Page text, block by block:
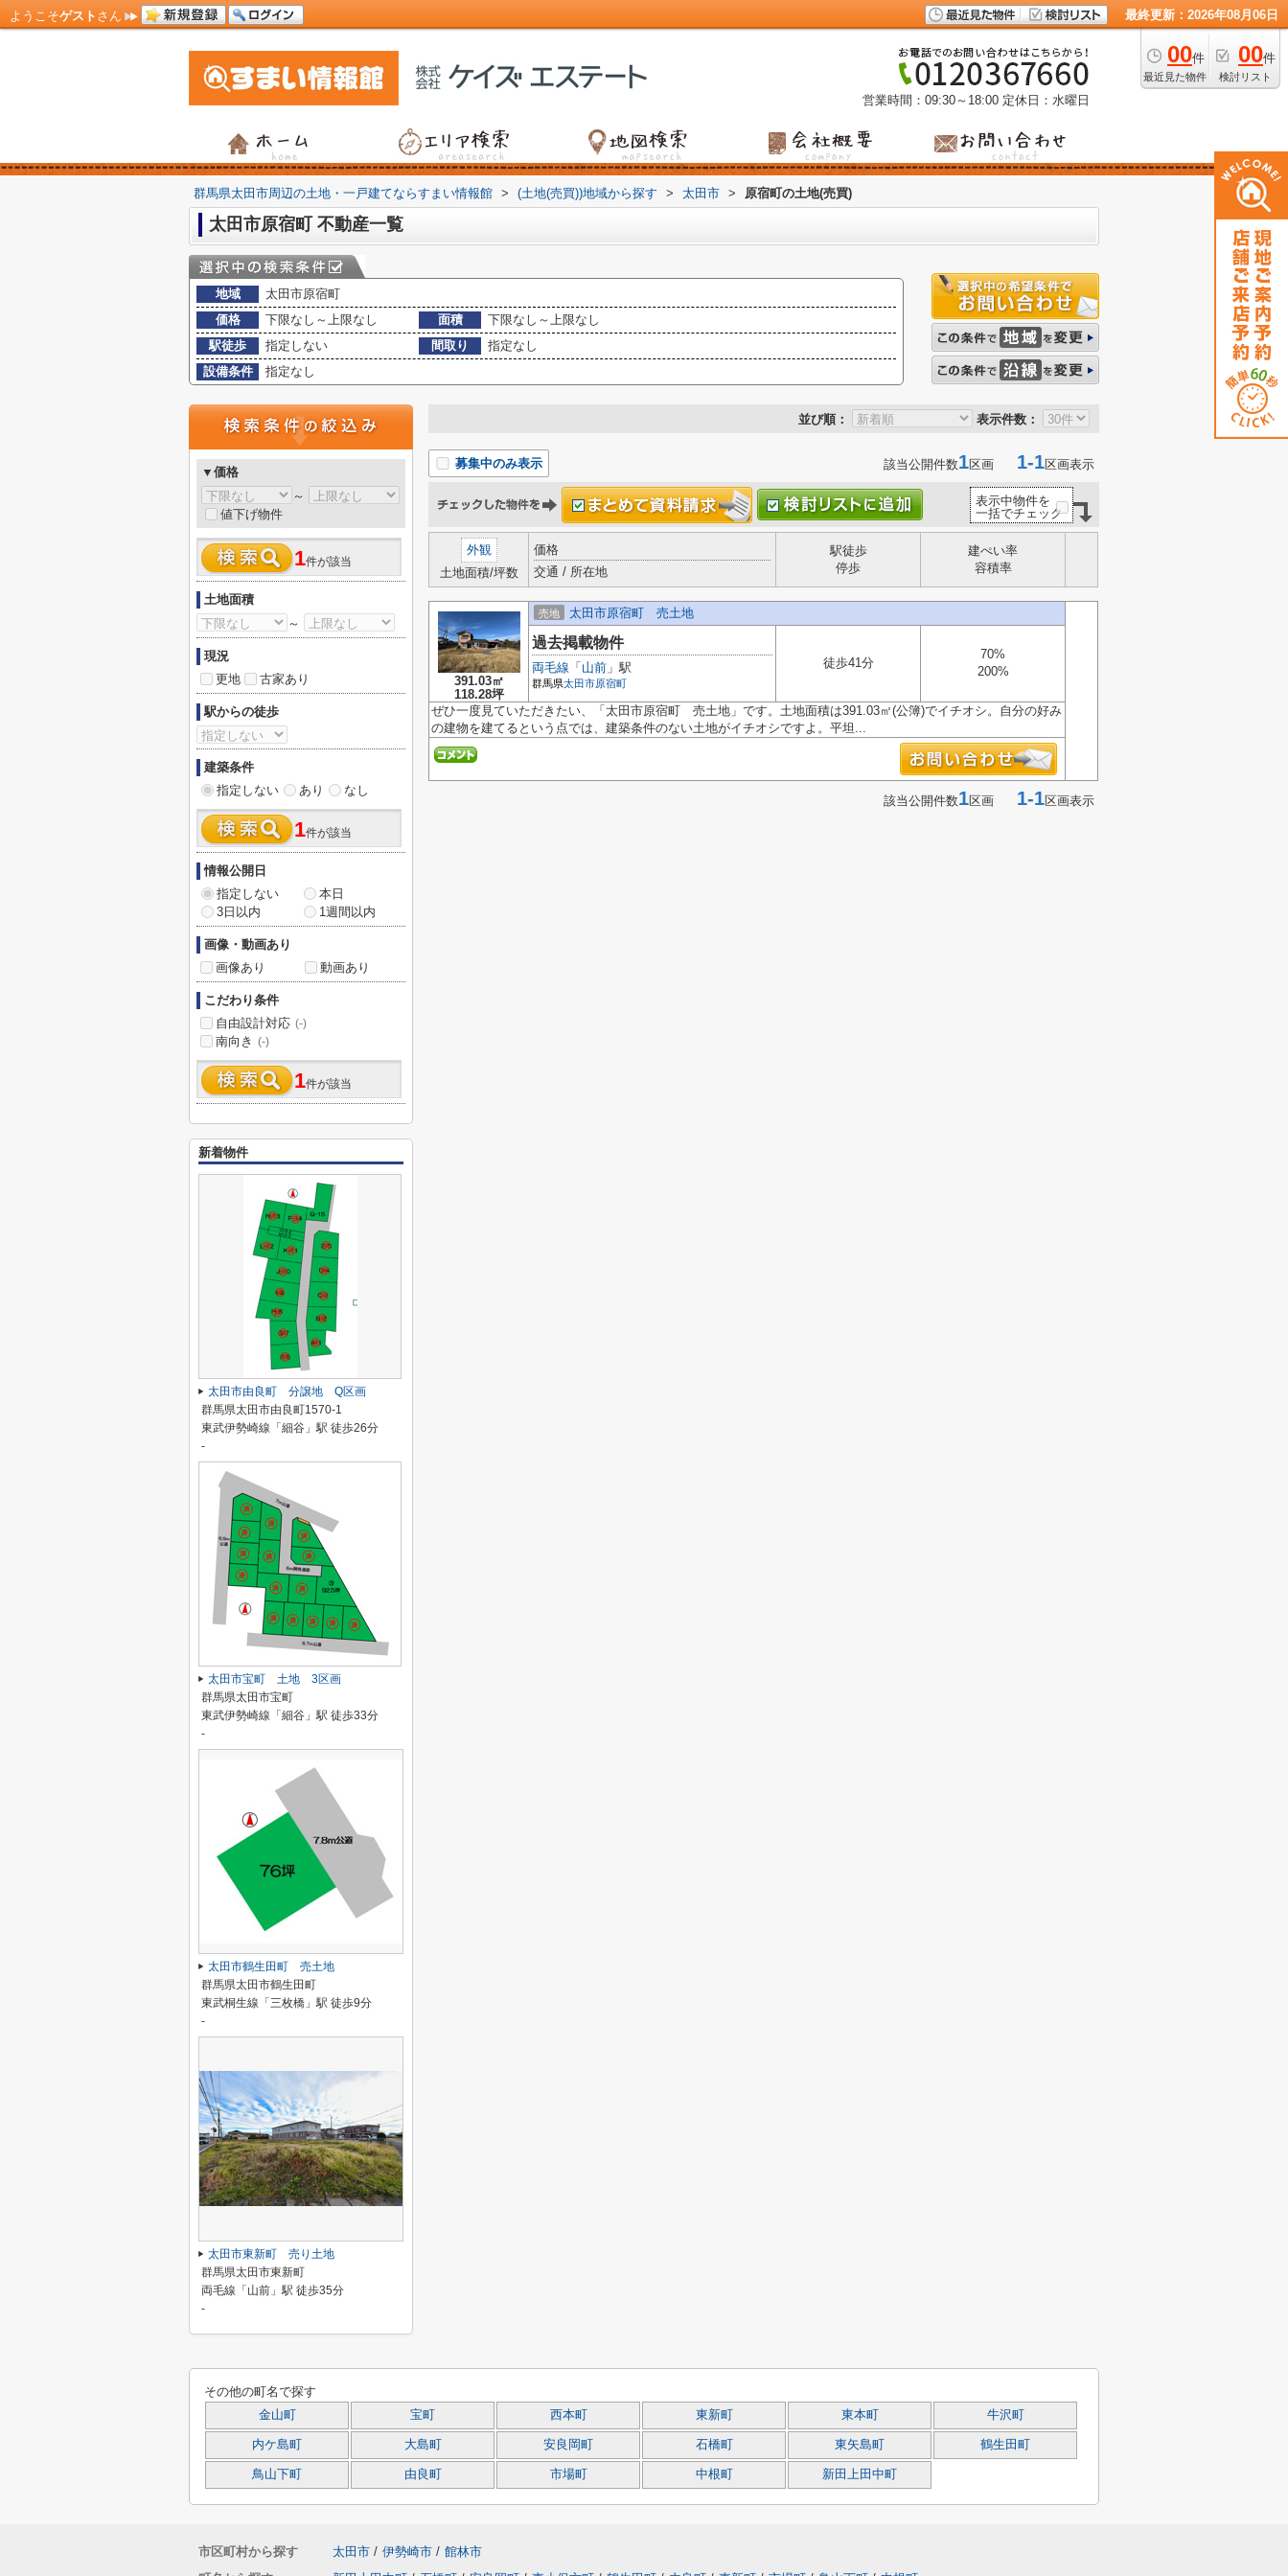
ようこそゲスト さん 最終更新：2026年08月06日
00件
最近見た物件
00件
検討リスト
営業時間：09:30～18:00 定休日：水曜日
群馬県太田市周辺の土地・一戸建てならすまい情報館 > (土地(売買))地域から探す > 太田市 > 原宿町の土地(売買)
太田市原宿町 不動産一覧
地域
太田市原宿町
価格
下限なし～上限なし 面積
下限なし～上限なし
駅徒歩
指定しない 間取り
指定なし
設備条件
指定なし
並び順： 表示件数：
募集中のみ表示 該当公開件数1区画 1-1区画表示
表示中物件を
一括でチェック
外観
土地面積/坪数
価格
交通 / 所在地
駅徒歩
停歩
建ぺい率
容積率
391.03㎡
118.28坪
売地 太田市原宿町 売土地
過去掲載物件
両毛線 「 山前 」駅
群馬県太田市原宿町
徒歩41分
70%
200%
ぜひ一度見ていただきたい、「太田市原宿町 売土地」です。土地面積は391.03㎡(公簿)でイチオシ。自分の好み
の建物を建てるという点では、建築条件のない土地がイチオシですよ。平坦...
該当公開件数1区画 1-1区画表示
▼価格
～
値下げ物件
1件が該当
土地面積
～
現況
更地
古家あり
駅からの徒歩
建築条件
指定しない
あり なし
1件が該当
情報公開日
指定しない
本日
3日以内
1週間以内
画像・動画あり
画像あり
動画あり
こだわり条件
自由設計対応 (-)
南向き (-)
1件が該当
新着物件
太田市由良町 分譲地 Q区画
群馬県太田市由良町1570-1
東武伊勢崎線「細谷」駅 徒歩26分
-
太田市宝町 土地 3区画
群馬県太田市宝町
東武伊勢崎線「細谷」駅 徒歩33分
-
太田市鶴生田町 売土地
群馬県太田市鶴生田町
東武桐生線「三枚橋」駅 徒歩9分
-
太田市東新町 売り土地
群馬県太田市東新町
両毛線「山前」駅 徒歩35分
-
その他の町名で探す
金山町 宝町 西本町 東新町 東本町 牛沢町
内ケ島町 大島町 安良岡町 石橋町 東矢島町 鶴生田町
鳥山下町 由良町 市場町 中根町 新田上田中町
市区町村から探す 太田市 / 伊勢崎市 / 館林市